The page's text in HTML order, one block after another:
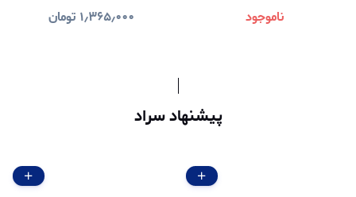
ناموجود
۱٫۳۶۵٫۰۰۰ تومان
پیشنهاد سراد